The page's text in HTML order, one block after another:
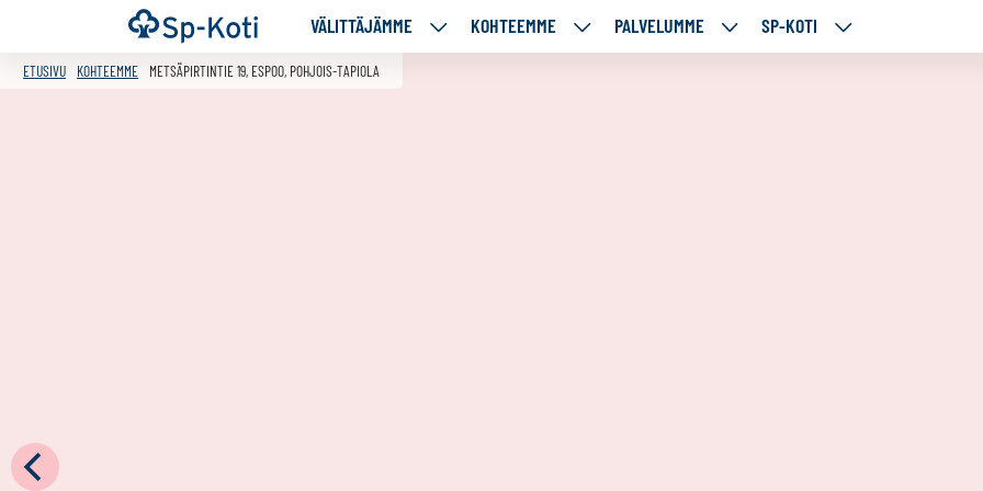
Siirry
sisältöön
Etusivu VÄLITTÄJÄMME
VÄLITTÄJÄMME
KOHTEEMME
KOHTEEMME
PALVELUMME
PALVELUMME
SP-KOTI
SP-
ETUSIVU KOHTEEMME METSÄPIRTINTIE 19, ESPOO, POHJOIS-TAPIOLA